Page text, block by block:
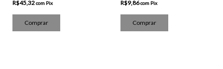
R$45,32com Pix R$9,86com Pix